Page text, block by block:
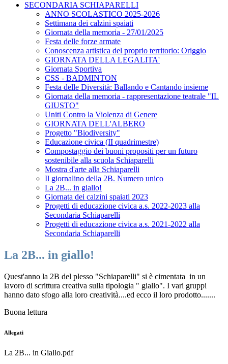
SECONDARIA SCHIAPARELLI
ANNO SCOLASTICO 2025-2026
Settimana dei calzini spaiati
Giornata della memoria - 27/01/2025
Festa delle forze armate
Conoscenza artistica del proprio territorio: Origgio
GIORNATA DELLA LEGALITA'
Giornata Sportiva
CSS - BADMINTON
Festa delle Diversità: Ballando e Cantando insieme
Giornata della memoria - rappresentazione teatrale "IL
GIUSTO"
Uniti Contro la Violenza di Genere
GIORNATA DELL'ALBERO
Progetto "Biodiversity"
Educazione civica (II quadrimestre)
Compostaggio dei buoni propositi per un futuro
sostenibile alla scuola Schiaparelli
Mostra d'arte alla Schiaparelli
Il giornalino della 2B. Numero unico
La 2B... in giallo!
Giornata dei calzini spaiati 2023
Progetti di educazione civica a.s. 2022-2023 alla
Secondaria Schiaparelli
Progetti di educazione civica a.s. 2021-2022 alla
Secondaria Schiaparelli
La 2B... in giallo!
Quest'anno la 2B del plesso "Schiaparelli" si è cimentata in un
lavoro di scrittura creativa sulla tipologia " giallo". I vari gruppi
hanno dato sfogo alla loro creatività....ed ecco il loro prodotto.......
Buona lettura
Allegati
La 2B... in Giallo.pdf